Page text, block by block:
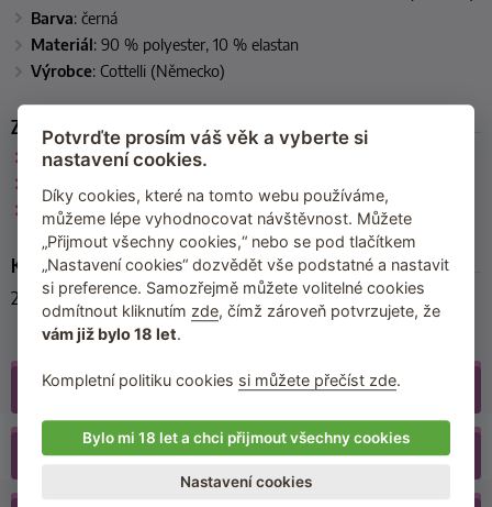
Barva: černá
Materiál: 90 % polyester, 10 % elastan
Výrobce: Cottelli (Německo)
Zařazeno
Cottelli
Poslední kousky skladem
Kód produktu
24607771101
Galerie(3)
Recenze(11)
Potvrďte prosím váš věk a vyberte si
nastavení cookies.
Díky cookies, které na tomto webu používáme,
můžeme lépe vyhodnocovat návštěvnost. Můžete
„Přijmout všechny cookies,“ nebo se pod tlačítkem
„Nastavení cookies“ dozvědět vše podstatné a nastavit
si preference. Samozřejmě můžete volitelné cookies
odmítnout kliknutím zde, čímž zároveň potvrzujete, že
vám již bylo 18 let.
Kompletní politiku cookies si můžete přečíst zde.
Bylo mi 18 let a chci přijmout všechny cookies
Nastavení cookies